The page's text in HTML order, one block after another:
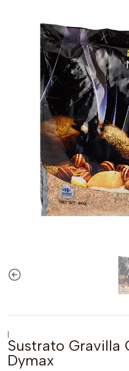
|
Sustrato Gravilla
Dymax